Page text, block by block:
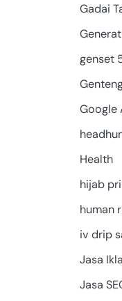
Gadai
genset
Google
Health
hijab
human
iv drip
Jasa
Jasa